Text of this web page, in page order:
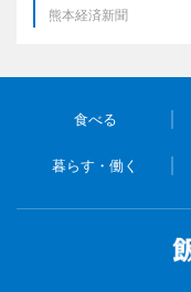
熊本経済新聞
食べる
暮らす・働く